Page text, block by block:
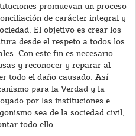
promuevan un proceso
de carácter integral y
El objetivo es crear los
desde el respeto a todos los
Con este fin es necesario
y reconocer y reparar al
todo el daño causado. Así
para la Verdad y la
por las instituciones e
sea de la sociedad civil,
todo ello.